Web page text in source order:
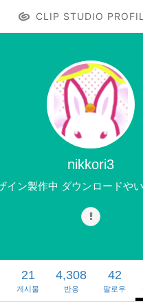
CLIP STUDIO
nikkori3
イン製作中 ダウンロードや
21
게시물
4,308
반응
42
팔로우